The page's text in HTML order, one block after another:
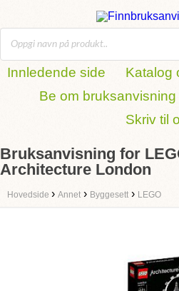
Innledende side
Katalog
Be om bruksanvisning
Skriv til
Bruksanvisning for
Architecture London
Hovedside › Annet › Byggesett › LEGO